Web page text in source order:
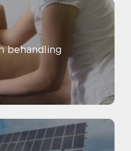
behandling